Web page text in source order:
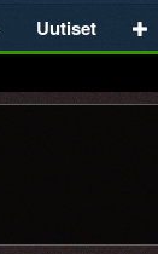
Uutiset